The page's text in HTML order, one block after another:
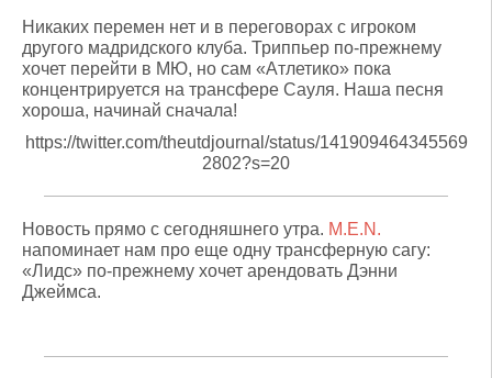
Никаких перемен нет и в переговорах с игроком
другого мадридского клуба. Триппьер по-прежнему
хочет перейти в МЮ, но сам «Атлетико» пока
концентрируется на трансфере Сауля. Наша песня
хороша, начинай сначала!
https://twitter.com/theutdjournal/status/141909464345569
2802?s=20
Новость прямо с сегодняшнего утра. M.E.N.
напоминает нам про еще одну трансферную сагу:
«Лидс» по-прежнему хочет арендовать Дэнни
Джеймса.